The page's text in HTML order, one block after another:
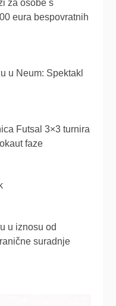
za osobe s
eura bespovratnih
u Neum: Spektakl
Futsal 3×3 turnira
faze
u iznosu od
suradnje